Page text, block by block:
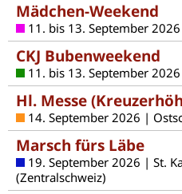
Mädchen-Weekend
11. bis 13. September
CKJ Bubenweekend
11. bis 13. September
Hl. Messe
14. September 2026 |
Marsch fürs Läbe
19. September 2026 | St.
(Zentralschweiz)